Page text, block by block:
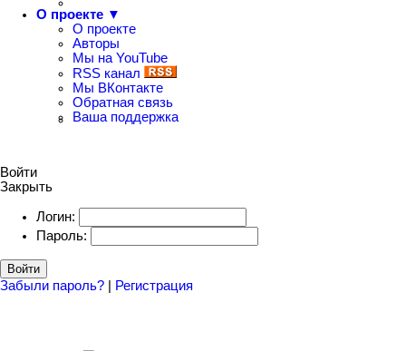
О проекте ▼
О проекте
Авторы
Мы на YouTube
RSS канал
Мы ВКонтакте
Обратная связь
Ваша поддержка
Войти
Закрыть
Логин:
Пароль:
Войти
Забыли пароль? | Регистрация